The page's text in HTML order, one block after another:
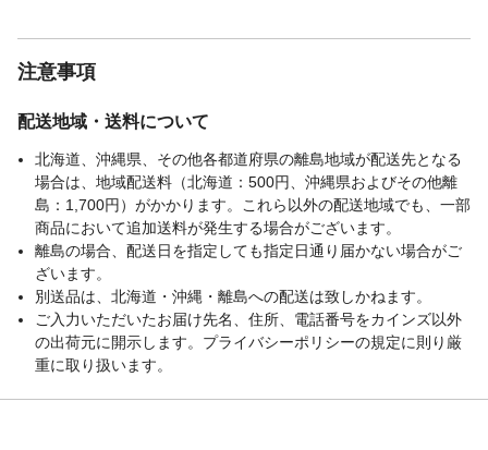
注意事項
配送地域・送料について
北海道、沖縄県、その他各都道府県の離島地域が配送先となる
場合は、地域配送料（北海道：500円、沖縄県およびその他離
島：1,700円）がかかります。これら以外の配送地域でも、一部
商品において追加送料が発生する場合がございます。
離島の場合、配送日を指定しても指定日通り届かない場合がご
ざいます。
別送品は、北海道・沖縄・離島への配送は致しかねます。
ご入力いただいたお届け先名、住所、電話番号をカインズ以外
の出荷元に開示します。プライバシーポリシーの規定に則り厳
重に取り扱います。